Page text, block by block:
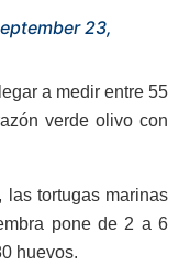
23,
a medir entre 55
verde olivo con
las tortugas marinas
pone de 2 a 6
huevos.